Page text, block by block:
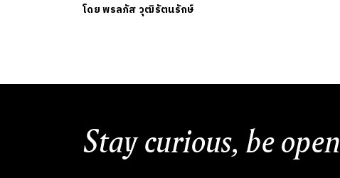
โดยพรลภัส วุฒิรัตนรักษ์
Stay curious, be open